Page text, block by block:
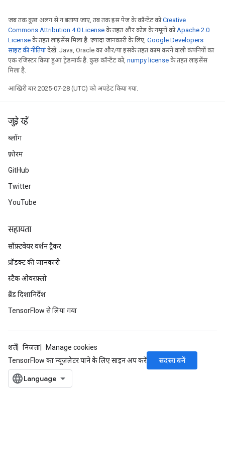
जब तक कुछ अलग से न बताया जाए, तब तक इस पेज के कॉन्टेंट कोCreative
Commons Attribution 4.0 License के तहत और कोड के नमूनों कोApache 2.0
License के तहत लाइसेंस मिला है. ज़्यादा जानकारी के लिए, Google Developers
साइट की नीतियांदेखें. Java, Oracle का और/या इसके तहत काम करने वाली कंपनियों का
एक रजिस्टर किया हुआ ट्रेडमार्क है. कुछ कॉन्टेंट को, numpy license के तहत लाइसेंस
मिला है.
आखिरी बार 2025-07-28 (UTC) को अपडेट किया गया.
जुड़े रहें
ब्लॉग
फ़ोरम
GitHub
Twitter
YouTube
सहायता
सॉफ़्टवेयर वर्शन ट्रैकर
प्रॉडक्ट की जानकारी
स्टैक ओवरफ़्लो
ब्रैंड दिशानिर्देश
TensorFlow से लिया गया
शर्तें निजता
Manage cookies
TensorFlow का न्यूज़लेटर पाने के लिए साइन अप करें
सदस्य बनें